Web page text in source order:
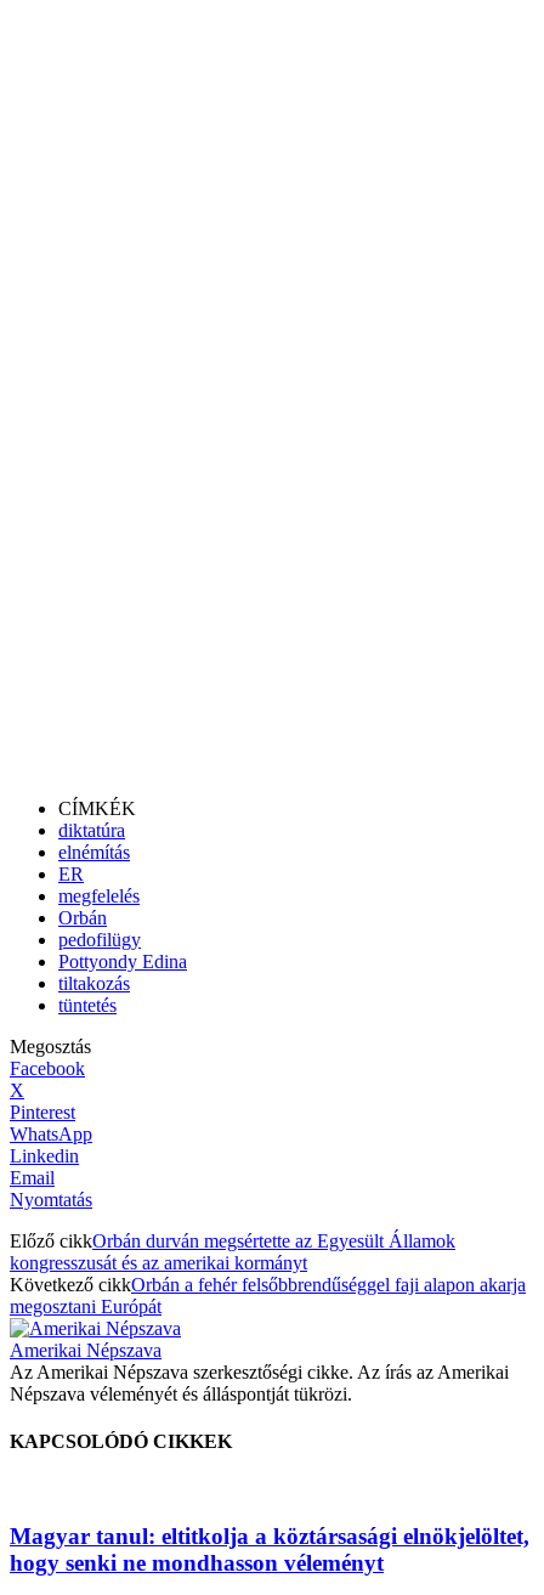
CÍMKÉK
diktatúra
elnémítás
ER
megfelelés
Orbán
pedofilügy
Pottyondy Edina
tiltakozás
tüntetés
Megosztás
Facebook
X
Pinterest
WhatsApp
Linkedin
Email
Nyomtatás
Előző cikkOrbán durván megsértette az Egyesült Államok
kongresszusát és az amerikai kormányt
Következő cikkOrbán a fehér felsőbbrendűséggel faji alapon akarja
megosztani Európát
Amerikai Népszava
Az Amerikai Népszava szerkesztőségi cikke. Az írás az Amerikai
Népszava véleményét és álláspontját tükrözi.
KAPCSOLÓDÓ CIKKEK
Magyar tanul: eltitkolja a köztársasági elnökjelöltet,
hogy senki ne mondhasson véleményt